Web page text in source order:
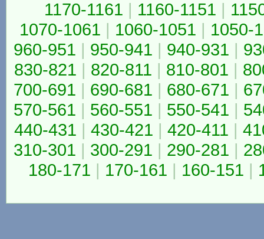
1170-1161 | 1160-1151 |
1070-1061 | 1060-1051 | 1050-
960-951 | 950-941 | 940-931 |
830-821 | 820-811 | 810-801 |
700-691 | 690-681 | 680-671 |
570-561 | 560-551 | 550-541 |
440-431 | 430-421 | 420-411 |
310-301 | 300-291 | 290-281 |
180-171 | 170-161 | 160-151 |